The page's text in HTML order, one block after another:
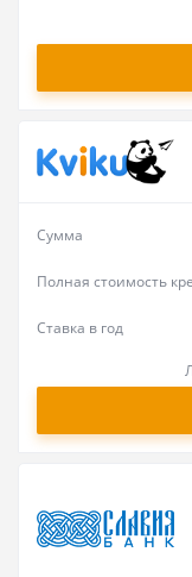
Сумма
Полная стоимость
Ставка в год